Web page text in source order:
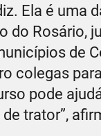
Ela é uma
do Rosário,
de
colegas
pode
trator”,